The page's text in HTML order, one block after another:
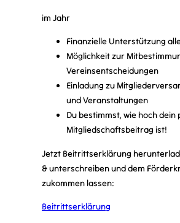
im Jahr
Finanzielle Unterstützung
Möglichkeit zur
Vereinsentscheidungen
Einladung zu
und Veranstaltungen
Du bestimmst, wie hoch
Mitgliedschaftsbeitrag ist!
Jetzt Beitrittserklärung
& unterschreiben und dem
zukommen lassen:
Beitrittserklärung